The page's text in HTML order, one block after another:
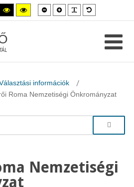
Magas
kontraszt
fekete-
Magas
kontraszt
sárga-
Kisebb
betűméret
Nagyobb
betűméret
információk
Roma Nemzetiségi Önkrományzat
Nemzetiségi